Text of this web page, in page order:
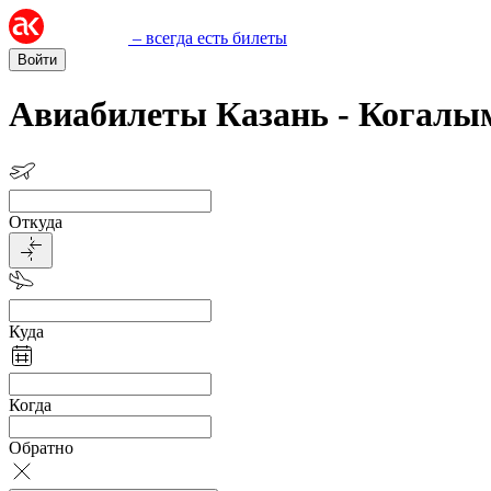
– всегда есть билеты
Войти
Авиабилеты Казань -
Откуда
Куда
Когда
Обратно